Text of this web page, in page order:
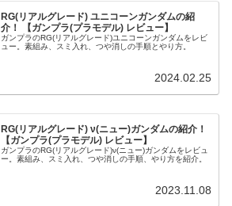
RG(リアルグレード) ユニコーンガンダムの紹
介！ 【ガンプラ(プラモデル) レビュー】
ガンプラのRG(リアルグレード)ユニコーンガンダムをレビ
ュー。素組み、スミ入れ、つや消しの手順とやり方。
2024.02.25
RG(リアルグレード) ν(ニュー)ガンダムの紹介！
【ガンプラ(プラモデル) レビュー】
ガンプラのRG(リアルグレード)ν(ニュー)ガンダムをレビュ
ー。素組み、スミ入れ、つや消しの手順、やり方を紹介。
2023.11.08